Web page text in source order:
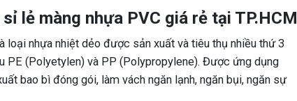
lẻ màng nhựa PVC giá rẻ tại TP.HCM
loại nhựa nhiệt dẻo được sản xuất và tiêu thụ nhiều thứ 3
PE (Polyetylen) và PP (Polypropylene). Được ứng dụng
bao bì đóng gói, làm vách ngăn lạnh, ngăn bụi, ngăn sự